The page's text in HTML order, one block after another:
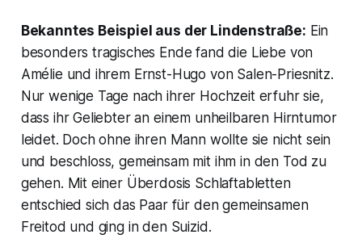
Bekanntes Beispiel aus der Lindenstraße: Ein
besonders tragisches Ende fand die Liebe von
Amélie und ihrem Ernst-Hugo von Salen-Priesnitz.
Nur wenige Tage nach ihrer Hochzeit erfuhr sie,
dass ihr Geliebter an einem unheilbaren Hirntumor
leidet. Doch ohne ihren Mann wollte sie nicht sein
und beschloss, gemeinsam mit ihm in den Tod zu
gehen. Mit einer Überdosis Schlaftabletten
entschied sich das Paar für den gemeinsamen
Freitod und ging in den Suizid.